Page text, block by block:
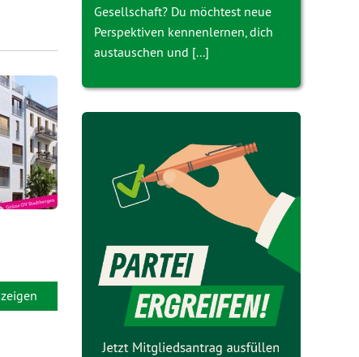
Gesellschaft? Du möchtest neue
Perspektiven kennenlernen, dich
austauschen und [...]